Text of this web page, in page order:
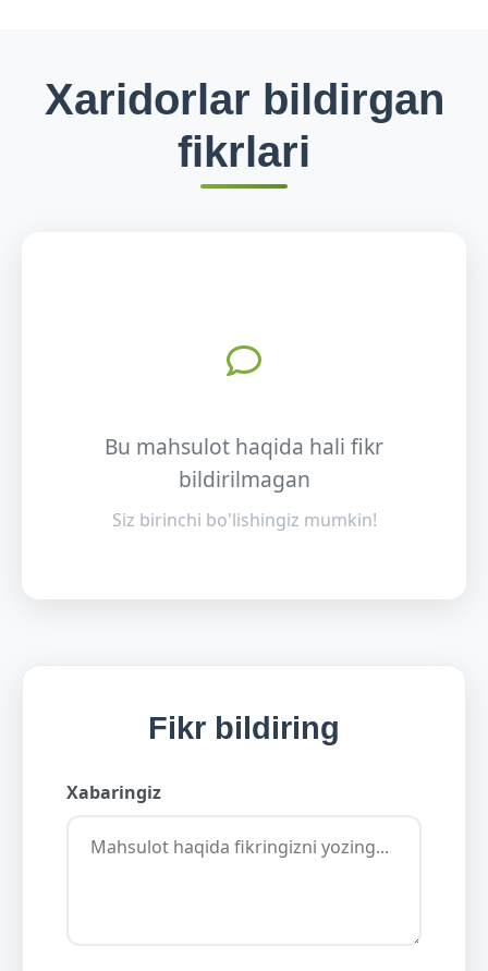
Xaridorlar bildirgan
fikrlari
Bu mahsulot haqida hali fikr
bildirilmagan
Siz birinchi bo'lishingiz mumkin!
Fikr bildiring
Xabaringiz